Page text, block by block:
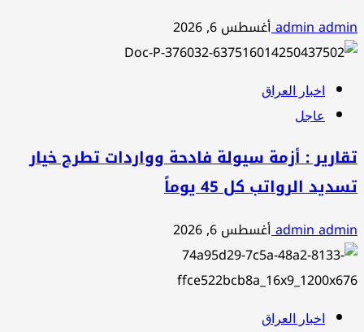
admin adminأغسطس 6, 2026
اخبار العراق
عاجل
تقارير : أزمة سيولة فادحة وواردات تطرح خيار
تسديد الرواتب كل 45 يوماً
admin adminأغسطس 6, 2026
اخبار العراق